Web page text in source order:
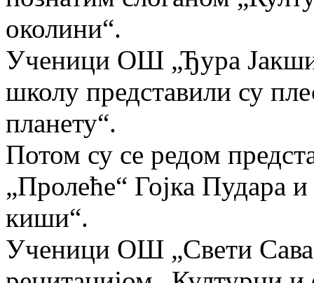
околини“.
Ученици ОШ „Ђура
школу представили су
планету“.
Потом су се редом
„Пролеће“ Гојка Пудара
киши“.
Ученици ОШ „Свети